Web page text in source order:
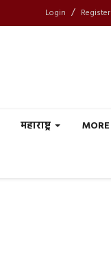
Login / Register
महाराष्ट्र MORE